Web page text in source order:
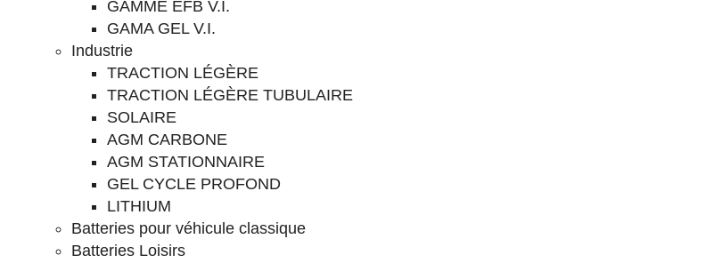
GAMME EFB V.I.
GAMA GEL V.I.
Industrie
TRACTION LÉGÈRE
TRACTION LÉGÈRE TUBULAIRE
SOLAIRE
AGM CARBONE
AGM STATIONNAIRE
GEL CYCLE PROFOND
LITHIUM
Batteries pour véhicule classique
Batteries Loisirs